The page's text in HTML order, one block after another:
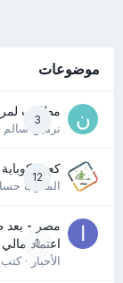
موضوعات
3
مطلوب
نرمين سالم
12
كعب كوباية
المدرب
0
مصر - بعد
اعتماد
الأخبار·